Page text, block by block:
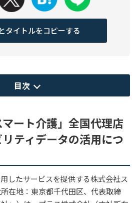
タイトルをコピーする
目次
ート介護」全国代理店
ティデータの活用につ
したサービスを提供する株式会社ス
在地：東京都千代田区、代表取締